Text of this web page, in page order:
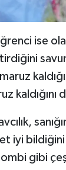
ise
kaldığını
iyi
gibi